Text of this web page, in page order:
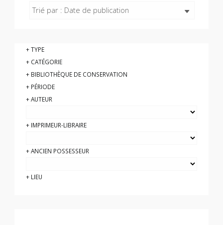
Trié par : Date de publication
TYPE
CATÉGORIE
BIBLIOTHÈQUE DE CONSERVATION
PÉRIODE
AUTEUR
IMPRIMEUR-LIBRAIRE
ANCIEN POSSESSEUR
LIEU